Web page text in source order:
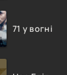
71 у вогні